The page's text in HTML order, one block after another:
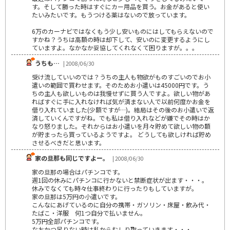
す。そして勝った時はすぐにカー用品を買う。お金があると使い
たいみたいです。もうつける薬はないので放っています。
6万のカーナビではなくもう少し安いものにはしてもらえないので
すかね？うちは高額の時は却下して、安いのに変更するようにし
ていますよ。なかなか妥協してくれなくて困りますが。。。
うちも… | 2008/06/30
受け流していいのでは？うちの主人も物欲がものすごいのでお小
遣いの範囲で買わせます。そのためお小遣いは45000円です。う
ちの主人も欲しいものは我慢せずに買う人ですよ。欲しい物があ
ればすぐに手に入れなければ気が済まない人で以前何度かお金を
借り入れていました(少額ですが…)。結局はその後のお小遣いで返
済していくんですがね。でも私は借り入れなどが嫌でその時はか
なり怒りました。それからはお小遣いを月々貯めて欲しい物の額
が貯まったら買っているようですよ。 どうしても欲しければ貯め
させるべきだと思います。
家の旦那も同じですよー。
| 2008/06/30
家の旦那の場合はパチンコです。
週1回の休みにパチンコに行かないと禁断症状が出ます・・・。
休みでなくても時々仕事終わりに行ったりもしていますが。
家の旦那は5万円の小遣いです。
こんなにあげているのに自分の携帯・ガソリン・床屋・飲み代・
たばこ・洋服 何1つ自分で払いません。
5万円全部パチンコです。